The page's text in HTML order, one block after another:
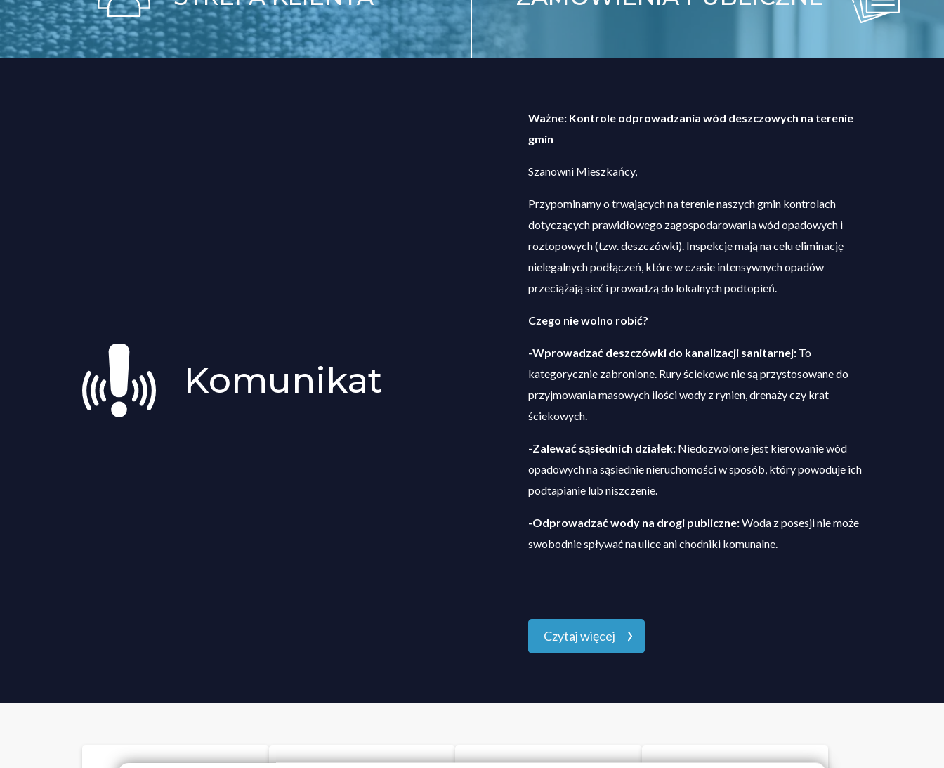
Komunikat
Ważne: Kontrole odprowadzania wód deszczowych na terenie
gmin
Szanowni Mieszkańcy,
Przypominamy o trwających na terenie naszych gmin kontrolach
dotyczących prawidłowego zagospodarowania wód opadowych i
roztopowych (tzw. deszczówki). Inspekcje mają na celu eliminację
nielegalnych podłączeń, które w czasie intensywnych opadów
przeciążają sieć i prowadzą do lokalnych podtopień.
Czego nie wolno robić?
-Wprowadzać deszczówki do kanalizacji sanitarnej: To
kategorycznie zabronione. Rury ściekowe nie są przystosowane do
przyjmowania masowych ilości wody z rynien, drenaży czy krat
ściekowych.
-Zalewać sąsiednich działek: Niedozwolone jest kierowanie wód
opadowych na sąsiednie nieruchomości w sposób, który powoduje ich
podtapianie lub niszczenie.
-Odprowadzać wody na drogi publiczne:Woda z posesji nie może
swobodnie spływać na ulice ani chodniki komunalne.
Czytaj więcej